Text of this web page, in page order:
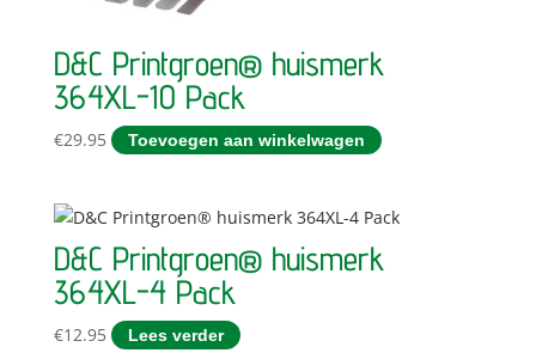
D&C Printgroen® huismerk
364XL-10 Pack
€29.95 Toevoegen aan winkelwagen
D&C Printgroen® huismerk
364XL-4 Pack
€12.95 Lees verder